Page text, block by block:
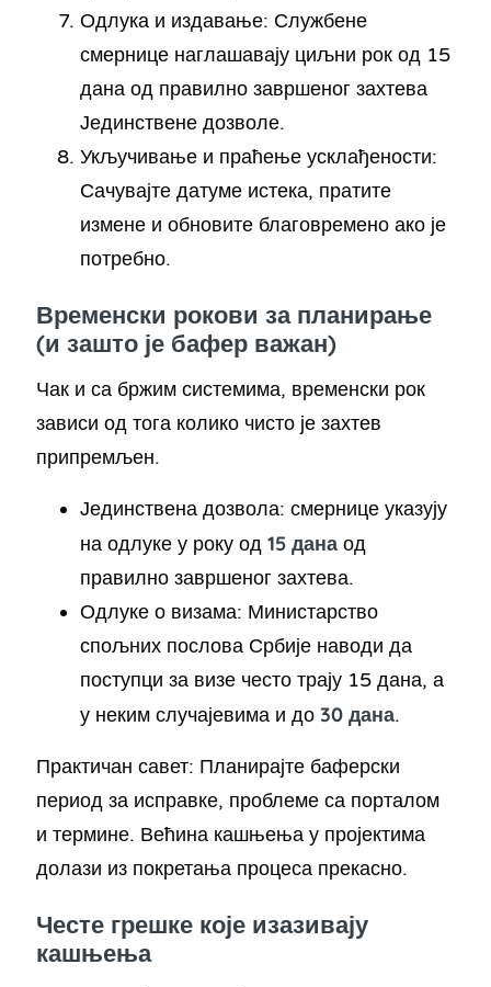
Одлука и издавање: Службене
смернице наглашавају циљни рок од 15
дана од правилно завршеног захтева
Јединствене дозволе.
Укључивање и праћење усклађености:
Сачувајте датуме истека, пратите
измене и обновите благовремено ако је
потребно.
Временски рокови за планирање
(и зашто је бафер важан)
Чак и са бржим системима, временски рок
зависи од тога колико чисто је захтев
припремљен.
Јединствена дозвола: смернице указују
на одлуке у року од 15 дана од
правилно завршеног захтева.
Одлуке о визама: Министарство
спољних послова Србије наводи да
поступци за визе често трају 15 дана, а
у неким случајевима и до 30 дана.
Практичан савет: Планирајте баферски
период за исправке, проблеме са порталом
и термине. Већина кашњења у пројектима
долази из покретања процеса прекасно.
Честе грешке које изазивају
кашњења